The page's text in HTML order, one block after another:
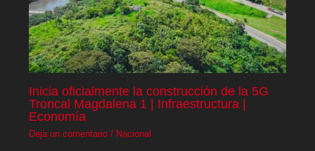
Inicia oficialmente la construcción de la 5G
Troncal Magdalena 1 | Infraestructura |
Economía
Deja un comentario / Nacional